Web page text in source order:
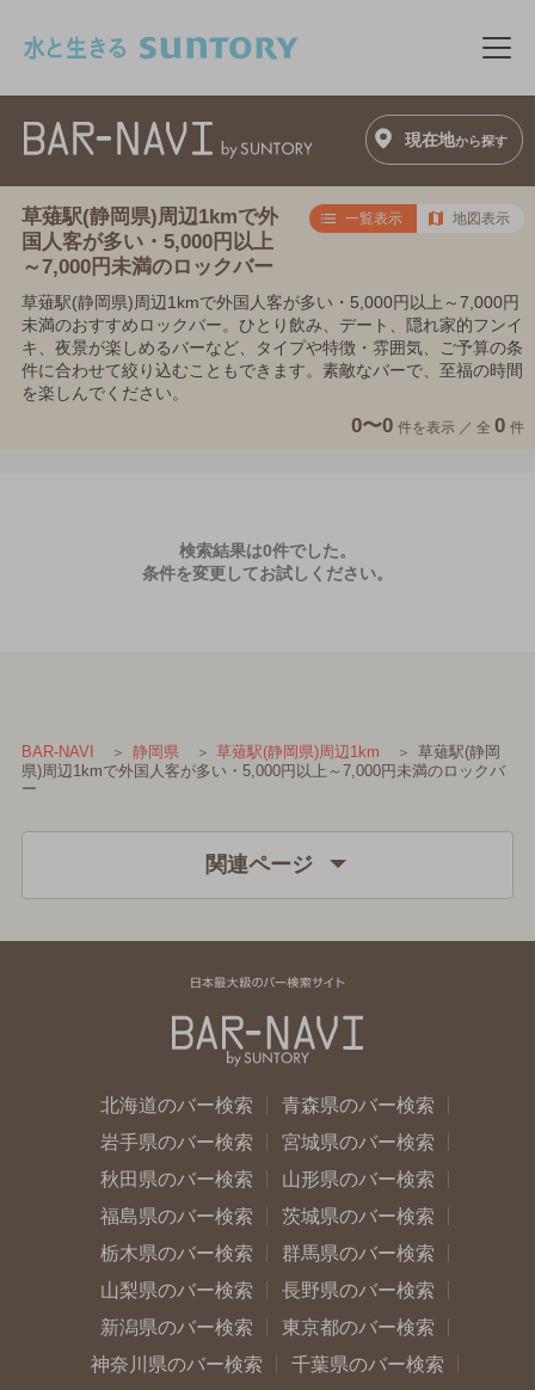
メ
現在地から探す
草薙駅(静岡県)周辺1kmで外
国人客が多い・5,000円以上
～7,000円未満のロックバー
一覧表示 地図表示
草薙駅(静岡県)周辺1kmで外国人客が多い・5,000円以上～7,000円
未満のおすすめロックバー。ひとり飲み、デート、隠れ家的フンイ
キ、夜景が楽しめるバーなど、タイプや特徴・雰囲気、ご予算の条
件に合わせて絞り込むこともできます。素敵なバーで、至福の時間
を楽しんでください。
0〜0 件を表示 ／ 全 0 件
検索結果は0件でした。
条件を変更してお試しください。
BAR-NAVI 静岡県 草薙駅(静岡県)周辺1km
草薙駅(静岡
県)周辺1kmで外国人客が多い・5,000円以上～7,000円未満のロックバ
ー
関連ページ
北海道のバー検索
青森県のバー検索
岩手県のバー検索
宮城県のバー検索
秋田県のバー検索
山形県のバー検索
福島県のバー検索
茨城県のバー検索
栃木県のバー検索
群馬県のバー検索
山梨県のバー検索
長野県のバー検索
新潟県のバー検索
東京都のバー検索
神奈川県のバー検索
千葉県のバー検索